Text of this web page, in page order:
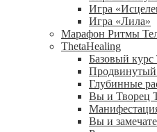
Игра
Игра «Лила»
Марафон Ритмы
ThetaHealing
Базовый
Продвинутый
Глубинные
Вы и Творец
Вы и